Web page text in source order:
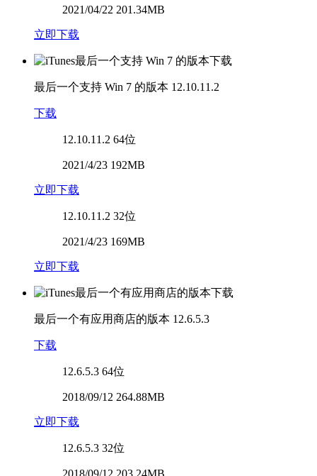
2021/04/22 201.34MB
立即下载
最后一个支持 Win 7 的版本 12.10.11.2
下载
12.10.11.2 64位
2021/4/23 192MB
立即下载
12.10.11.2 32位
2021/4/23 169MB
立即下载
最后一个有应用商店的版本 12.6.5.3
下载
12.6.5.3 64位
2018/09/12 264.88MB
立即下载
12.6.5.3 32位
2018/09/12 203.24MB